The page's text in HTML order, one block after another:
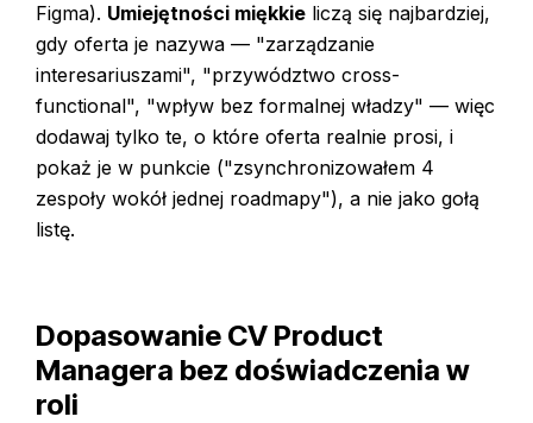
Figma). Umiejętności miękkie liczą się najbardziej,
gdy oferta je nazywa — "zarządzanie
interesariuszami", "przywództwo cross-
functional", "wpływ bez formalnej władzy" — więc
dodawaj tylko te, o które oferta realnie prosi, i
pokaż je w punkcie ("zsynchronizowałem 4
zespoły wokół jednej roadmapy"), a nie jako gołą
listę.
Dopasowanie CV Product
Managera bez doświadczenia w
roli